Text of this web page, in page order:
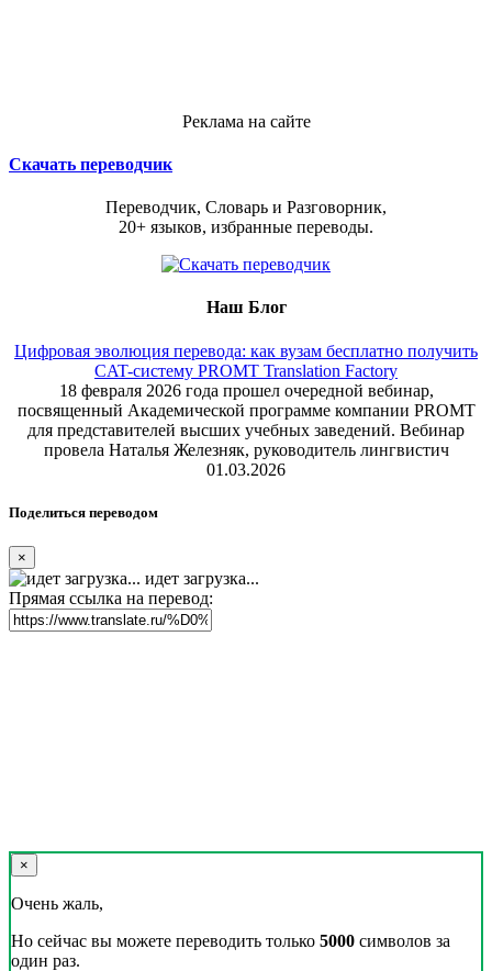
Реклама на сайте
Скачать переводчик
Переводчик, Словарь и Разговорник,
20+ языков, избранные переводы.
Наш Блог
Цифровая эволюция перевода: как вузам бесплатно получить
CAT-систему PROMT Translation Factory
18 февраля 2026 года прошел очередной вебинар,
посвященный Академической программе компании PROMT
для представителей высших учебных заведений. Вебинар
провела Наталья Железняк, руководитель лингвистич
01.03.2026
Поделиться переводом
×
идет загрузка...
Прямая ссылка на перевод:
×
Очень жаль,
Но сейчас вы можете переводить только 5000 символов за
один раз.